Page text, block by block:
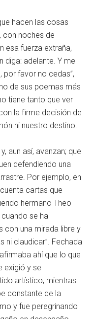
hacen las cosas
con noches de
esa fuerza extraña,
diga: adelante. Y me
por favor no cedas”,
de sus poemas más
tiene tanto que ver
la firme decisión de
ni nuestro destino.
aun así, avanzan; que
defendiendo una
Por ejemplo, en
cartas que
hermano Theo
se ha
con una mirada libre y
ni claudicar”. Fechada
ahí que lo que
exigió y se
artístico, mientras
constante de la
y fue peregrinando